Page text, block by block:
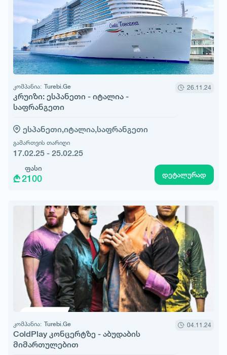
კომპანია: Turebi.Ge
კრუიზი: ესპანეთი - იტალია -
საფრანგეთი
26.11.24
ესპანეთი,იტალია,საფრანგეთი
გამართვის თარიღი
17.02.25 - 25.02.25
ფასი
2100 დეტალურად
კომპანია: Turebi.Ge
ColdPlay კონცერტზე - აბუდაბის
მიმართულებით
04.11.24